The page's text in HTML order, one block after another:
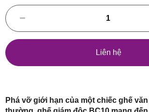
huyện
Liên hệ
Phá vỡ giới hạn của một chiếc ghế